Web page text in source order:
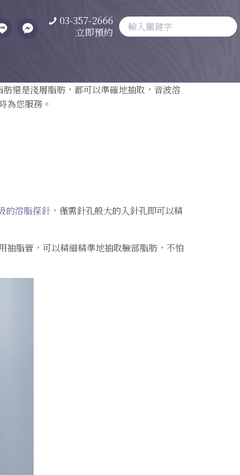
03-357-2666
立即預約
還是淺層脂肪，都可以準確地抽取，音波溶
為您服務。
的溶脂探針，僅需針孔般大的入針孔即可以精
抽脂管，可以精細精準地抽取臉部脂肪，不怕